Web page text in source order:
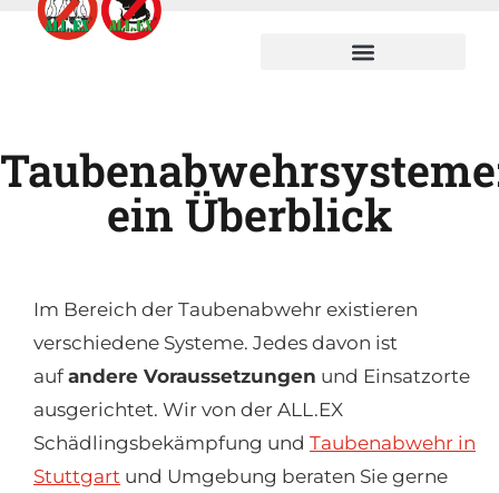
ein Überblick
Im Bereich der Taubenabwehr existieren
verschiedene Systeme. Jedes davon ist
auf andere Voraussetzungen und Einsatzorte
ausgerichtet. Wir von der ALL.EX
Schädlingsbekämpfung und Taubenabwehr in
Stuttgart und Umgebung beraten Sie gerne